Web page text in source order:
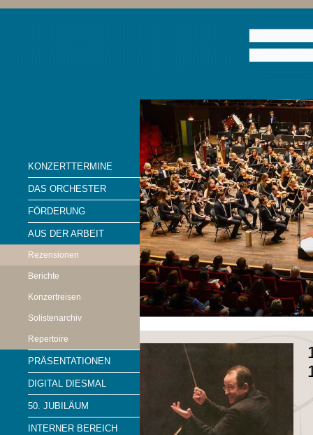
KONZERTTERMINE
DAS ORCHESTER
FÖRDERUNG
AUS DER ARBEIT
Rezensionen
Berichte
Konzertreisen
Solistenarchiv
Repertoire
PRÄSENTATIONEN
DIGITAL DIESMAL
50. JUBILÄUM
INTERNER BEREICH